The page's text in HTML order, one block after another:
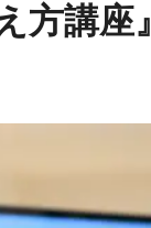
方講座』